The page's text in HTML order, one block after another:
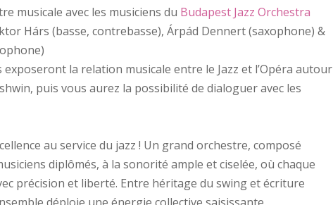
musicale avec les musiciens du Budapest Jazz Orchestra
Hárs (basse, contrebasse), Árpád Dennert (saxophone) &
exposeront la relation musicale entre le Jazz et l’Opéra autour
puis vous aurez la possibilité de dialoguer avec les
au service du jazz ! Un grand orchestre, composé
diplômés, à la sonorité ample et ciselée, où chaque
précision et liberté. Entre héritage du swing et écriture